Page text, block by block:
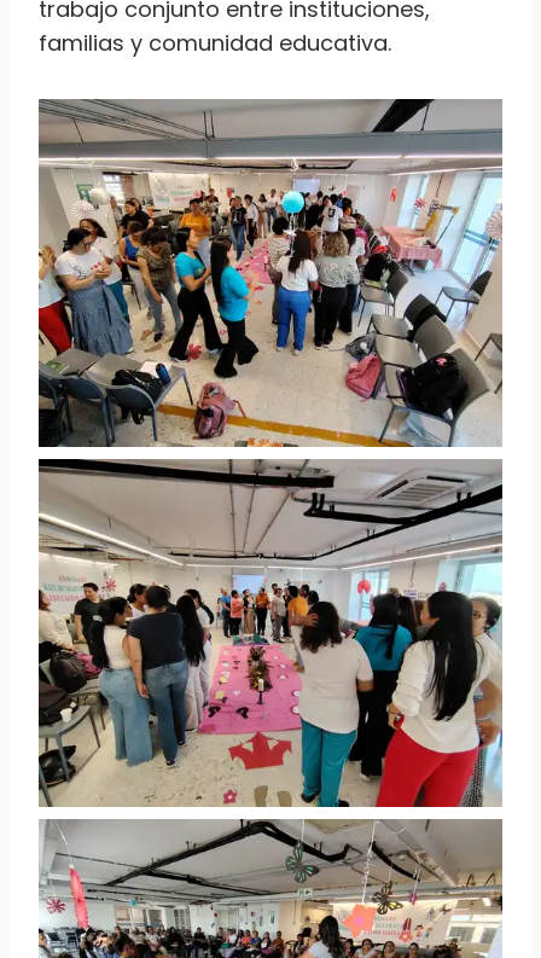
trabajo conjunto entre instituciones,
familias y comunidad educativa.